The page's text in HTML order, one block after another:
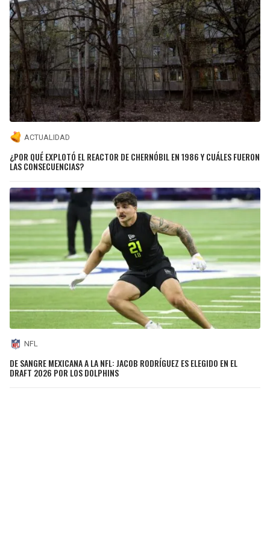
ACTUALIDAD
¿POR QUÉ EXPLOTÓ EL REACTOR DE CHERNÓBIL EN 1986 Y CUÁLES FUERON
LAS CONSECUENCIAS?
NFL
DE SANGRE MEXICANA A LA NFL: JACOB RODRÍGUEZ ES ELEGIDO EN EL
DRAFT 2026 POR LOS DOLPHINS